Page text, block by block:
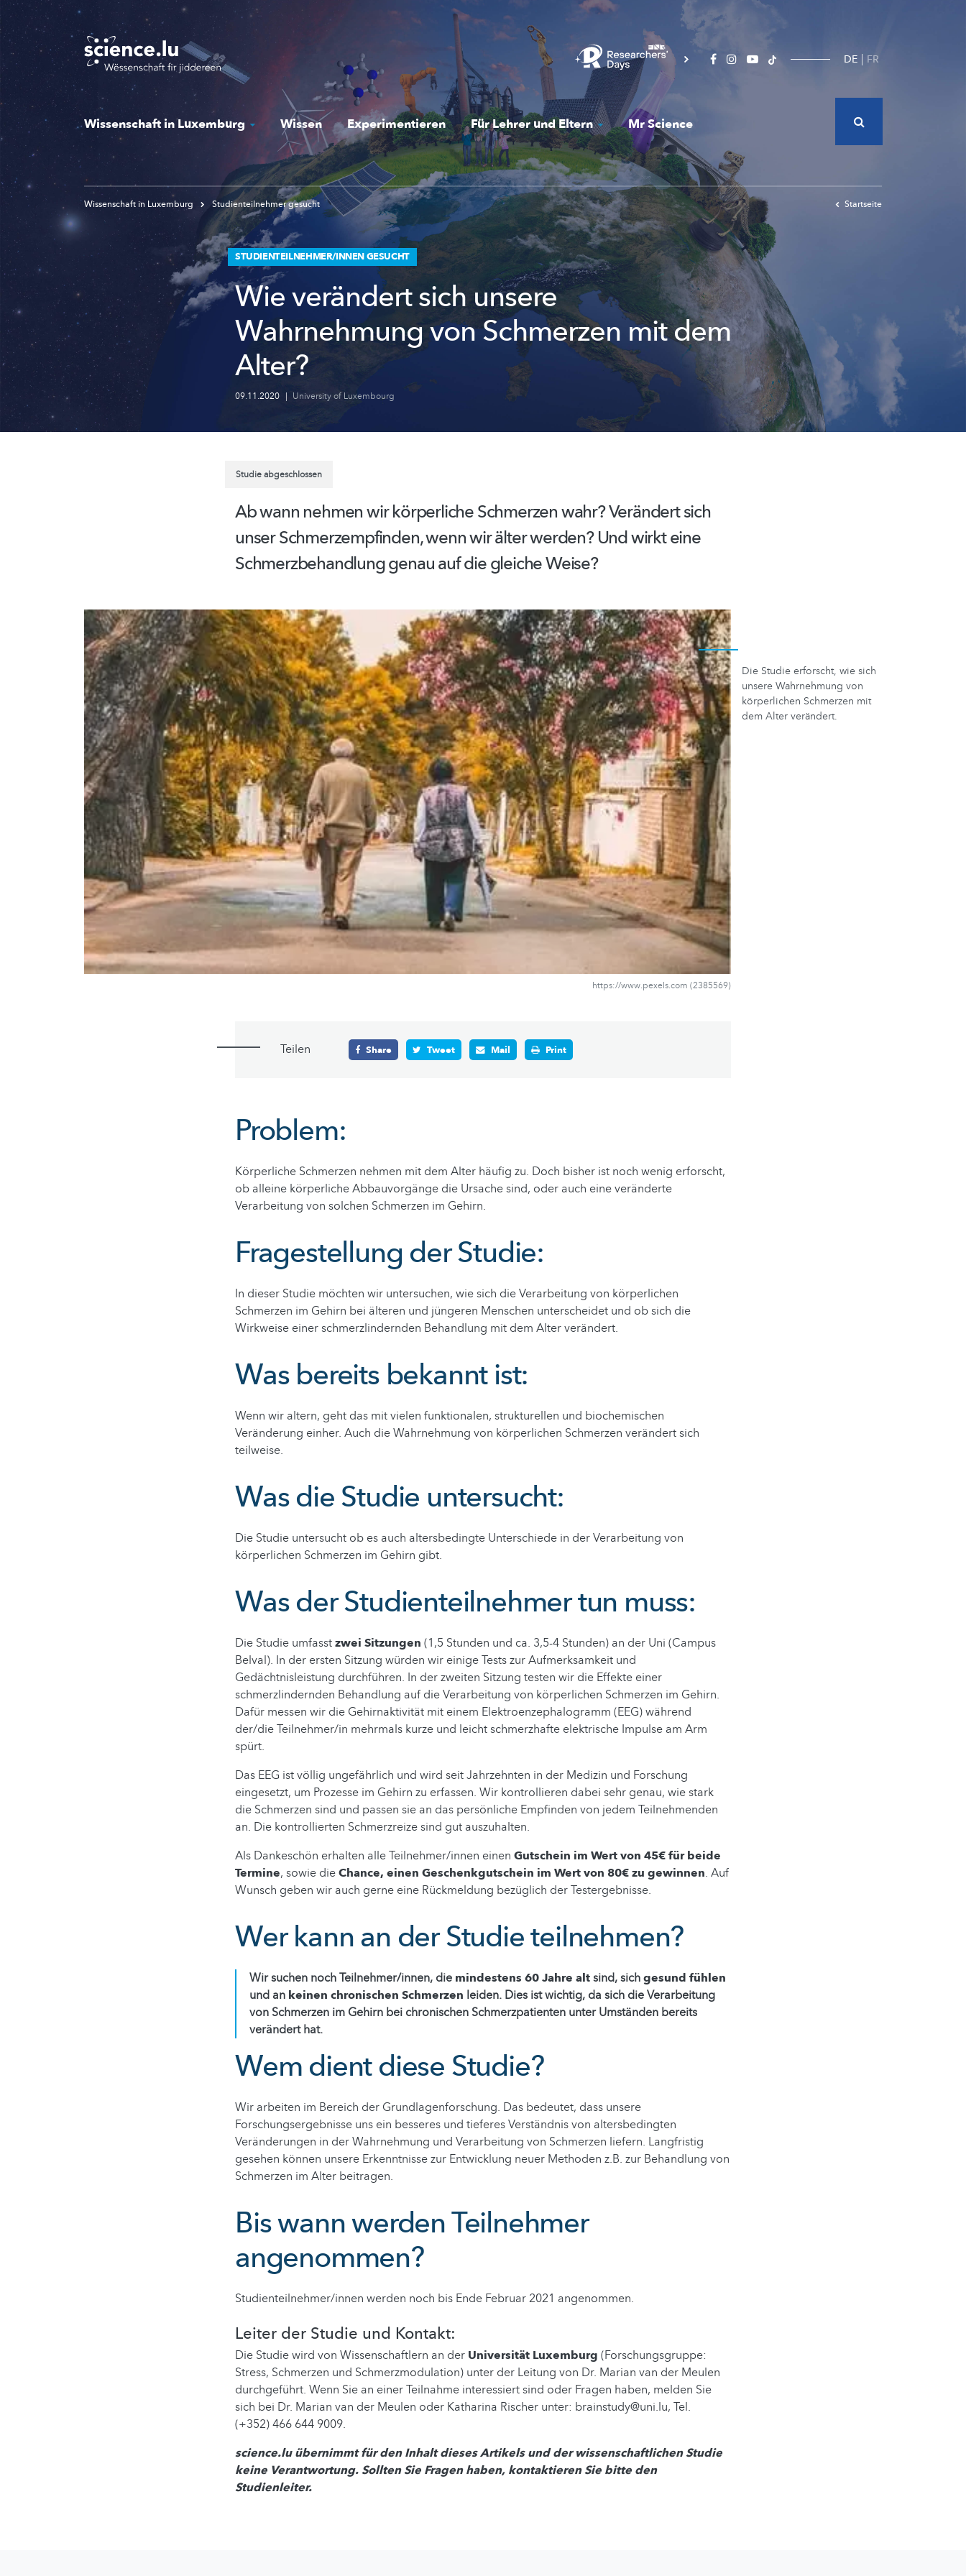
Skip
to
main
content
DE FR
Wissenschaft in Luxemburg Wissen Experimentieren Für Lehrer und Eltern Mr Science
Wissenschaft in Luxemburg Studienteilnehmer gesucht Startseite
STUDIENTEILNEHMER/INNEN GESUCHT
Wie verändert sich unsere
Wahrnehmung von Schmerzen mit dem
Alter?
09.11.2020 | University of Luxembourg
Studie abgeschlossen
Ab wann nehmen wir körperliche Schmerzen wahr? Verändert sich
unserSchmerzempfinden,wenn wir älter werden? Und wirkt eine
Schmerzbehandlunggenau auf die gleiche Weise?
https://www.pexels.com (2385569)
Die Studie erforscht, wie sich
unsere Wahrnehmung von
körperlichen Schmerzen mit
dem Alter verändert.
Teilen Share Tweet Mail Print
Problem:
Körperliche Schmerzen nehmen mit dem Alter häufig zu. Doch bisher ist noch wenig erforscht,
ob alleine körperliche Abbauvorgänge die Ursache sind, oder auch eine veränderte
Verarbeitung von solchen Schmerzen im Gehirn.
Fragestellung der Studie:
In dieser Studie möchten wir untersuchen, wie sich die Verarbeitung von körperlichen
Schmerzen im Gehirn bei älteren und jüngeren Menschen unterscheidet und ob sich die
Wirkweise einer schmerzlindernden Behandlung mit dem Alter verändert.
Was bereits bekannt ist:
Wenn wir altern, geht das mit vielen funktionalen, strukturellen und biochemischen
Veränderung einher. Auch die Wahrnehmung von körperlichen Schmerzen verändert sich
teilweise.
Was die Studie untersucht:
Die Studie untersucht ob es auch altersbedingte Unterschiede in der Verarbeitung von
körperlichen Schmerzen im Gehirn gibt.
Was der Studienteilnehmer tun muss:
Die Studie umfasstzwei Sitzungen (1,5 Stunden und ca. 3,5-4 Stunden) an der Uni (Campus
Belval). In der ersten Sitzung würden wir einige Tests zur Aufmerksamkeit und
Gedächtnisleistung durchführen. In der zweiten Sitzung testen wir die Effekte einer
schmerzlindernden Behandlung auf die Verarbeitung von körperlichen Schmerzen im Gehirn.
Dafür messen wir die Gehirnaktivität mit einem Elektroenzephalogramm (EEG) während
der/die Teilnehmer/in mehrmals kurze und leicht schmerzhafte elektrische Impulse am Arm
spürt.
Das EEG ist völlig ungefährlich und wird seit Jahrzehnten in der Medizin und Forschung
eingesetzt, um Prozesse im Gehirn zu erfassen. Wir kontrollieren dabei sehr genau, wie stark
die Schmerzen sind und passen sie an das persönliche Empfinden von jedem Teilnehmenden
an. Die kontrollierten Schmerzreize sind gut auszuhalten.
Als Dankeschön erhalten alle Teilnehmer/innen einen Gutschein im Wert von 45€ für beide
Termine, sowie dieChance, einen Geschenkgutschein im Wert von 80€ zu gewinnen. Auf
Wunsch geben wir auch gerne eine Rückmeldung bezüglich der Testergebnisse.
Wer kann an der Studie teilnehmen?
Wir suchen noch Teilnehmer/innen, die mindestens 60 Jahre altsind, sichgesund fühlen
und an keinen chronischen Schmerzen leiden. Dies ist wichtig, da sich die Verarbeitung
von Schmerzen im Gehirn bei chronischen Schmerzpatienten unter Umständen bereits
verändert hat.
Wem dient diese Studie?
Wir arbeiten im Bereich der Grundlagenforschung. Das bedeutet, dass unsere
Forschungsergebnisse uns ein besseres und tieferes Verständnis von altersbedingten
Veränderungen in der Wahrnehmung und Verarbeitung von Schmerzen liefern. Langfristig
gesehen können unsere Erkenntnisse zur Entwicklung neuer Methoden z.B. zur Behandlung von
Schmerzen im Alter beitragen.
Bis wann werden Teilnehmer
angenommen?
Studienteilnehmer/innen werden noch bis Ende Februar 2021 angenommen.
Leiter der Studie und Kontakt:
Die Studie wird von Wissenschaftlern an der Universität Luxemburg (Forschungsgruppe:
Stress, Schmerzen und Schmerzmodulation) unter der Leitung von Dr. Marian van der Meulen
durchgeführt. Wenn Sie an einer Teilnahme interessiert sind oder Fragen haben, melden Sie
sich bei Dr. Marian van der Meulen oder Katharina Rischer unter: brainstudy@uni.lu, Tel.
(+352) 466 644 9009.
science.lu übernimmt für den Inhalt dieses Artikels und der wissenschaftlichen Studie
keine Verantwortung. Sollten Sie Fragen haben, kontaktieren Sie bitte den
Studienleiter.